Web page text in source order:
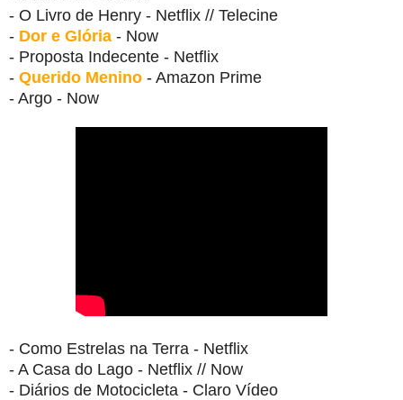
- O Livro de Henry - Netflix // Telecine
- Dor e Glória - Now
- Proposta Indecente - Netflix
- Querido Menino - Amazon Prime
- Argo - Now
- Como Estrelas na Terra - Netflix
- A Casa do Lago - Netflix // Now
- Diários de Motocicleta - Claro Vídeo